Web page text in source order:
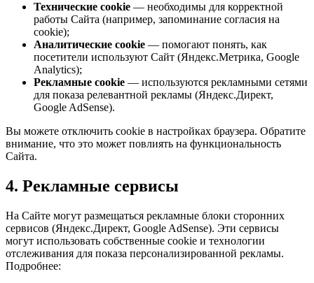
Технические cookie — необходимы для корректной
работы Сайта (например, запоминание согласия на
cookie);
Аналитические cookie — помогают понять, как
посетители используют Сайт (Яндекс.Метрика, Google
Analytics);
Рекламные cookie — используются рекламными сетями
для показа релевантной рекламы (Яндекс.Директ,
Google AdSense).
Вы можете отключить cookie в настройках браузера. Обратите
внимание, что это может повлиять на функциональность
Сайта.
4. Рекламные сервисы
На Сайте могут размещаться рекламные блоки сторонних
сервисов (Яндекс.Директ, Google AdSense). Эти сервисы
могут использовать собственные cookie и технологии
отслеживания для показа персонализированной рекламы.
Подробнее: